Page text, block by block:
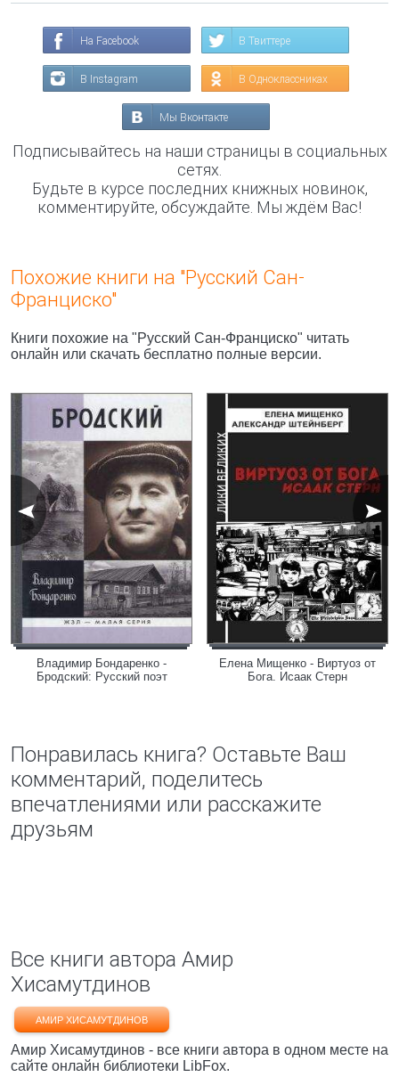
На Facebook В Твиттере
В Instagram В Одноклассниках
Мы Вконтакте
Подписывайтесь на наши страницы в социальных
сетях.
Будьте в курсе последних книжных новинок,
комментируйте, обсуждайте. Мы ждём Вас!
Похожие книги на "Русский Сан-
Франциско"
Книги похожие на "Русский Сан-Франциско" читать
онлайн или скачать бесплатно полные версии.
Владимир Бондаренко -
Бродский: Русский поэт
Елена Мищенко - Виртуоз от
Бога. Исаак Стерн
Понравилась книга? Оставьте Ваш
комментарий, поделитесь
впечатлениями или расскажите
друзьям
Все книги автора Амир
Хисамутдинов
АМИР ХИСАМУТДИНОВ
Амир Хисамутдинов - все книги автора в одном месте на
сайте онлайн библиотеки LibFox.